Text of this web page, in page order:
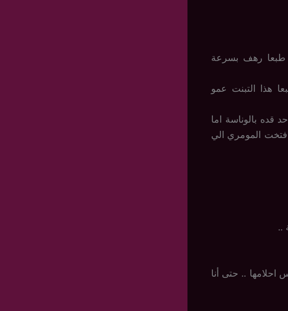
رهف بسرعة
هذا التبنت عمو
بالوناسة اما
المومري الي
..
.. حتى أنا